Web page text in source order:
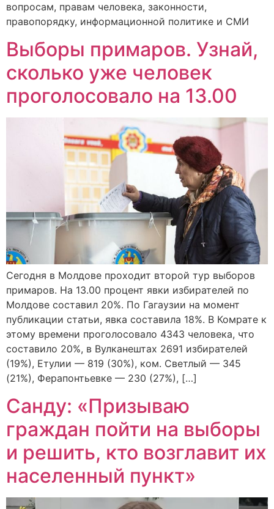
вопросам, правам человека, законности,
правопорядку, информационной политике и СМИ
Выборы примаров. Узнай,
сколько уже человек
проголосовало на 13.00
Сегодня в Молдове проходит второй тур выборов
примаров. На 13.00 процент явки избирателей по
Молдове составил 20%. По Гагаузии на момент
публикации статьи, явка составила 18%. В Комрате к
этому времени проголосовало 4343 человека, что
составило 20%, в Вулканештах 2691 избирателей
(19%), Етулии — 819 (30%), ком. Светлый — 345
(21%), Ферапонтьевке — 230 (27%), […]
Санду: «Призываю
граждан пойти на выборы
и решить, кто возглавит их
населенный пункт»